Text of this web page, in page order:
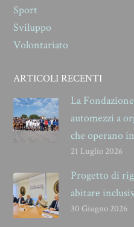
Sport
Sviluppo
Volontariato
ARTICOLI RECENTI
La
automezzi a
che operano
21 Luglio 2026
Progetto di
abitare
30 Giugno 2026